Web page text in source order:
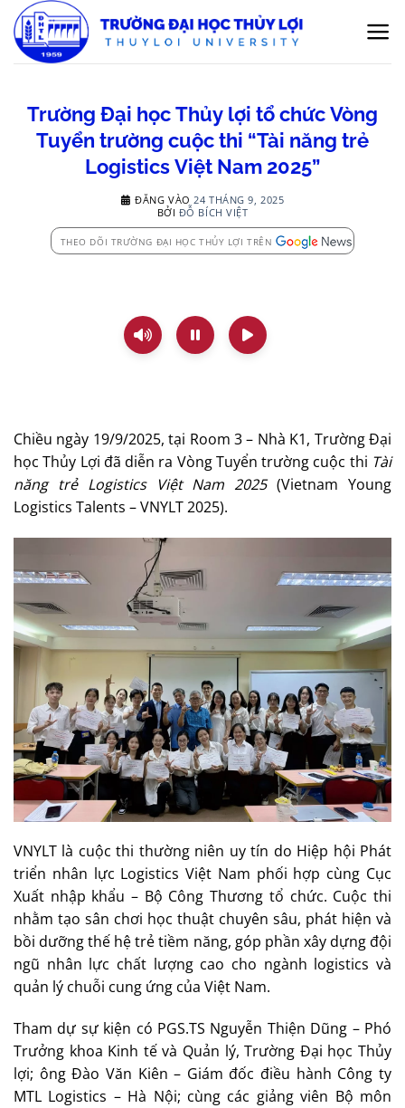
qua
nội
Trường Đại học Thủy lợi tổ chức Vòng
Tuyển trường cuộc thi “Tài năng trẻ
Logistics Việt Nam 2025”
ĐĂNG VÀO 24 THÁNG 9, 2025
BỞI ĐỖ BÍCH VIỆT
THEO DÕI TRƯỜNG ĐẠI HỌC THỦY LỢI TRÊN
Chiều ngày 19/9/2025, tại Room 3 – Nhà K1, Trường Đại
học Thủy Lợi đã diễn ra Vòng Tuyển trường cuộc thi Tài
năng trẻ Logistics Việt Nam 2025(Vietnam Young
Logistics Talents – VNYLT 2025).
VNYLT là cuộc thi thường niên uy tín do Hiệp hội Phát
triển nhân lực Logistics Việt Nam phối hợp cùng Cục
Xuất nhập khẩu – Bộ Công Thương tổ chức. Cuộc thi
nhằm tạo sân chơi học thuật chuyên sâu, phát hiện và
bồi dưỡng thế hệ trẻ tiềm năng, góp phần xây dựng đội
ngũ nhân lực chất lượng cao cho ngành logistics và
quản lý chuỗi cung ứng của Việt Nam.
Tham dự sự kiện có PGS.TS Nguyễn Thiện Dũng – Phó
Trưởng khoa Kinh tế và Quản lý, Trường Đại học Thủy
lợi; ông Đào Văn Kiên – Giám đốc điều hành Công ty
MTL Logistics – Hà Nội; cùng các giảng viên Bộ môn